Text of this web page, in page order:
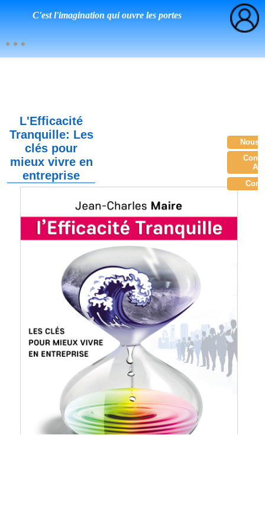
C'est l'imagination qui ouvre les portes
L'Efficacité
Tranquille: Les
clés pour
mieux vivre en
entreprise
Nous